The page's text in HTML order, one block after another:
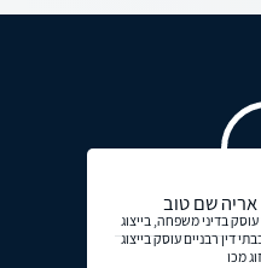
אריה שם טוב
בדיני משפחה, בייצוג
דין רבניים עוסק בייצוג
מכו